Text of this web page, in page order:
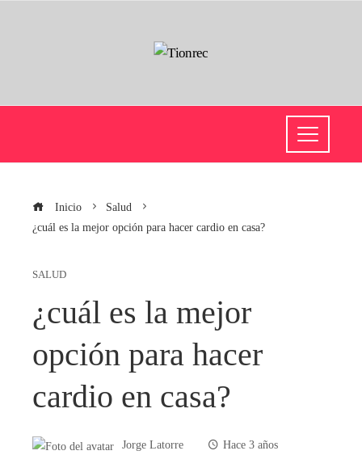
Inicio
Salud
¿cuál es la mejor opción para hacer cardio en casa?
SALUD
¿cuál es la mejor
opción para hacer
cardio en casa?
Jorge Latorre Hace 3 años